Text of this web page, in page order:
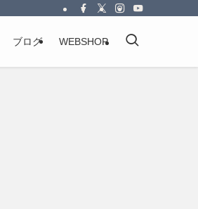
ブログ WEBSHOP